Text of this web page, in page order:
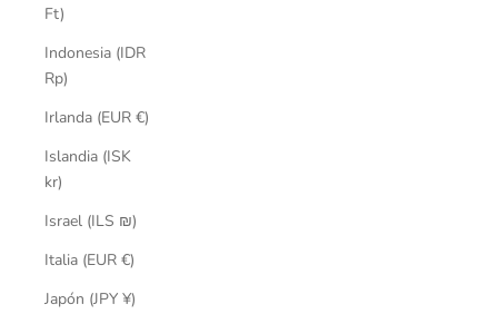
Ft)
Indonesia (IDR
Rp)
Irlanda (EUR €)
Islandia (ISK
kr)
Israel (ILS ₪)
Italia (EUR €)
Japón (JPY ¥)